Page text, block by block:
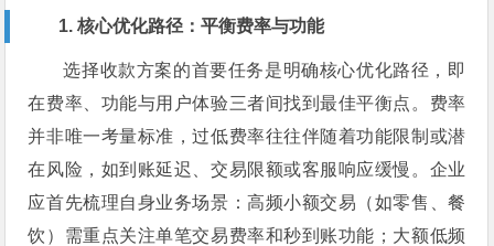
1. 核心优化路径：平衡费率与功能
选择收款方案的首要任务是明确核心优化路径，即
在费率、功能与用户体验三者间找到最佳平衡点。费率
并非唯一考量标准，过低费率往往伴随着功能限制或潜
在风险，如到账延迟、交易限额或客服响应缓慢。企业
应首先梳理自身业务场景：高频小额交易（如零售、餐
饮）需重点关注单笔交易费率和秒到账功能；大额低频